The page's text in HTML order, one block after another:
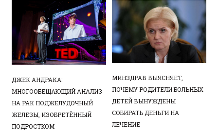
ДЖЕК АНДРАКА:
МНОГООБЕЩАЮЩИЙ АНАЛИЗ
НА РАК ПОДЖЕЛУДОЧНЫЙ
ЖЕЛЕЗЫ, ИЗОБРЕТЁННЫЙ
ПОДРОСТКОМ
МИНЗДРАВ ВЫЯСНЯЕТ,
ПОЧЕМУ РОДИТЕЛИ БОЛЬНЫХ
ДЕТЕЙ ВЫНУЖДЕНЫ
СОБИРАТЬ ДЕНЬГИ НА
ЛЕЧЕНИЕ